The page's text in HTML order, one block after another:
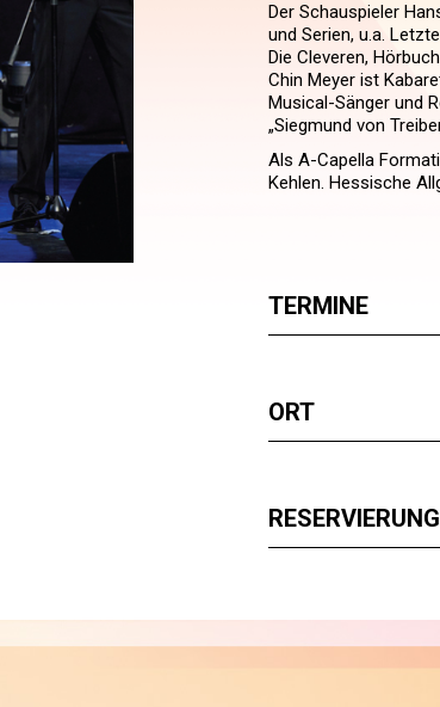
Der Schauspieler
und Serien, u.a.
Die Cleveren,
Chin Meyer ist
Musical-Sänger und
„Siegmund von
Als A-Capella
Kehlen. Hessische
TERMINE
ORT